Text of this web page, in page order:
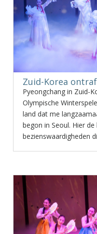
Zuid-Korea
Pyeongchang in Zuid-
Olympische
land dat me
begon in Seoul. Hier
bezienswaardigheden